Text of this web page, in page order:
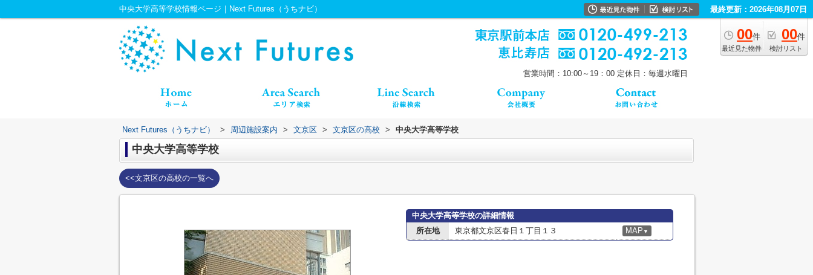
中央大学高等学校情報ページ｜Next Futures（うちナビ） 最終更新：2026年08月07日
00件
最近見た物件
00件
検討リスト
営業時間：10:00～19：00 定休日：毎週水曜日
Next Futures（うちナビ） > 周辺施設案内 > 文京区 > 文京区の高校 > 中央大学高等学校
中央大学高等学校
<<文京区の高校の一覧へ
中央大学高等学校の詳細情報
所在地
東京都文京区春日１丁目１３ MAP ▼